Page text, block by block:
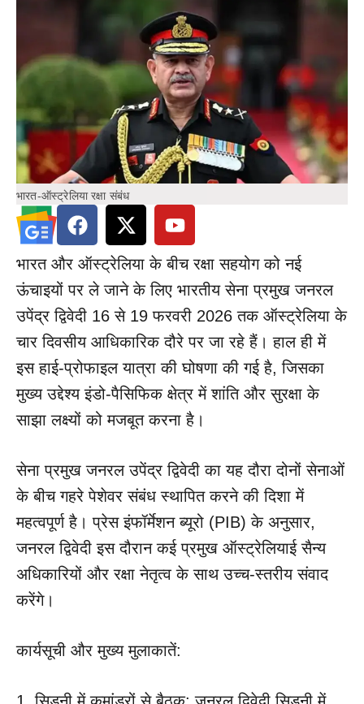
भारत-ऑस्ट्रेलिया रक्षा संबंध
भारत और ऑस्ट्रेलिया के बीच रक्षा सहयोग को नई
ऊंचाइयों पर ले जाने के लिए भारतीय सेना प्रमुख जनरल
उपेंद्र द्विवेदी 16 से 19 फरवरी 2026 तक ऑस्ट्रेलिया के
चार दिवसीय आधिकारिक दौरे पर जा रहे हैं। हाल ही में
इस हाई-प्रोफाइल यात्रा की घोषणा की गई है, जिसका
मुख्य उद्देश्य इंडो-पैसिफिक क्षेत्र में शांति और सुरक्षा के
साझा लक्ष्यों को मजबूत करना है।
सेना प्रमुख जनरल उपेंद्र द्विवेदी का यह दौरा दोनों सेनाओं
के बीच गहरे पेशेवर संबंध स्थापित करने की दिशा में
महत्वपूर्ण है। प्रेस इंफॉर्मेशन ब्यूरो (PIB) के अनुसार,
जनरल द्विवेदी इस दौरान कई प्रमुख ऑस्ट्रेलियाई सैन्य
अधिकारियों और रक्षा नेतृत्व के साथ उच्च-स्तरीय संवाद
करेंगे।
कार्यसूची और मुख्य मुलाकातें: